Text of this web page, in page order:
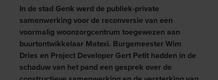
In de stad Genk werd de publiek-private
samenwerking voor de reconversie van een
voormalig woonzorgcentrum toegewezen aan
buurtontwikkelaar Matexi. Burgemeester Wim
Dries en Project Developer Gert Petit hadden in de
schaduw van het pand een gesprek over de